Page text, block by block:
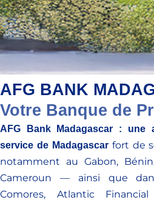
AFG BANK
Votre Banque de
AFG Bank Madagascar : une
service de Madagascar fort de
notamment au Gabon,
Cameroun — ainsi que
Comores, Atlantic